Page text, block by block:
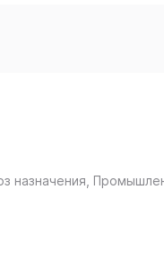
назначения,